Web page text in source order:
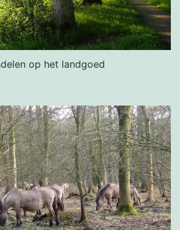
op het landgoed